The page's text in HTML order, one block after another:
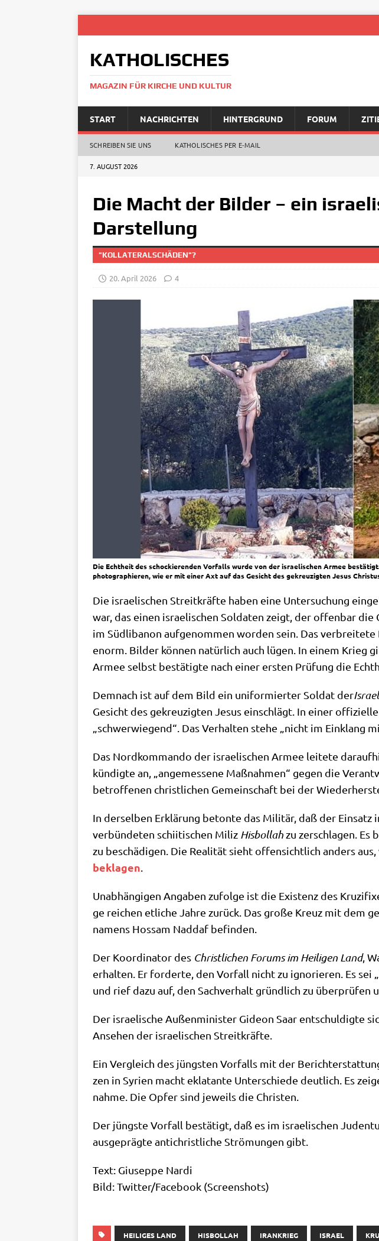
KATHOLISCHES
MAGAZIN FÜR KIRCHE UND KULTUR
START NACHRICHTEN HINTERGRUND FORUM
SCHREIBEN SIE UNS KATHOLISCHES PER E‑MAIL
7. AUGUST 2026
Die Macht der Bilder – ein
Darstellung
"KOLLATERALSCHÄDEN"?
20. April 2026 4
Die Echtheit des schockierenden Vorfalls wurde von der israelischen Armee
photographieren, wie er mit einer Axt auf das Gesicht des gekreuzigten Jesus
Die israe­li­schen Streit­kräf­te haben eine Unter­su­chung
war, das einen israe­li­schen Sol­da­ten zeigt, der offen­bar
im Süd­li­ba­non auf­ge­nom­men wor­den sein. Das
enorm. Bil­der kön­nen natür­lich auch lügen. In einem
Armee selbst bestä­tig­te nach einer ersten Prü­fung die
Dem­nach ist auf dem Bild ein uni­for­mier­ter Sol­dat der
Gesicht des gekreu­zig­ten Jesus ein­schlägt. In einer
„schwer­wie­gend“. Das Ver­hal­ten ste­he „nicht im
Das Nord­kom­man­do der israe­li­schen Armee lei­te­te
kün­dig­te an, „ange­mes­se­ne Maß­nah­men“ gegen die
betrof­fe­nen christ­li­chen Gemein­schaft bei der
In der­sel­ben Erklä­rung beton­te das Mili­tär, daß der
ver­bün­de­ten schii­ti­schen Miliz His­bol­lahzu zer­schla­gen.
zu beschä­di­gen. Die Rea­li­tät sieht offen­sicht­lich anders
bekla­gen
Unab­hän­gi­gen Anga­ben zufol­ge ist die Exi­stenz des
ge rei­chen etli­che Jah­re zurück. Das gro­ße Kreuz mit dem
namens Hossam Nad­daf befinden.
Der Koor­di­na­tor des Christ­li­chen Forums im Hei­li­gen Land,
erhal­ten. Er for­der­te, den Vor­fall nicht zu igno­rie­ren. Es sei
und rief dazu auf, den Sach­ver­halt gründ­lich zu
Der israe­li­sche Außen­mi­ni­ster Gideon Saar ent­schul­dig­te
Anse­hen der israe­li­schen Streitkräfte.
Ein Ver­gleich des jüng­sten Vor­falls mit der
zen in Syri­en macht ekla­tan­te Unter­schie­de deut­lich. Es
nah­me. Die Opfer sind jeweils die Christen.
Der jüng­ste Vor­fall bestä­tigt, daß es im israe­li­schen
aus­ge­präg­te anti­christ­li­che Strö­mun­gen gibt.
Text: Giu­sep­pe Nar­di
Bild: Twitter/​Facebook (Screen­shots)
HEILIGES LAND HISBOLLAH IRANKRIEG ISRAEL